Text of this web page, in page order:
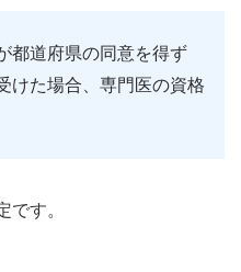
都道府県の同意を得ず
けた場合、専門医の資格
です。